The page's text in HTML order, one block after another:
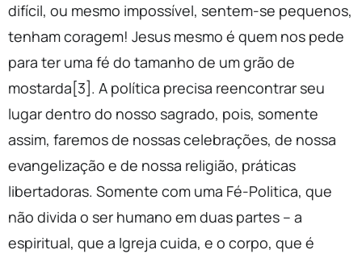
difícil, ou mesmo impossível, sentem-se pequenos,
tenham coragem! Jesus mesmo é quem nos pede
para ter uma fé do tamanho de um grão de
mostarda[3]. A política precisa reencontrar seu
lugar dentro do nosso sagrado, pois, somente
assim, faremos de nossas celebrações, de nossa
evangelização e de nossa religião, práticas
libertadoras. Somente com uma Fé-Politica, que
não divida o ser humano em duas partes – a
espiritual, que a Igreja cuida, e o corpo, que é